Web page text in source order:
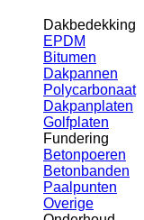
Dakbedekking
EPDM
Bitumen
Dakpannen
Polycarbonaat
Dakpanplaten
Golfplaten
Fundering
Betonpoeren
Betonbanden
Paalpunten
Overige